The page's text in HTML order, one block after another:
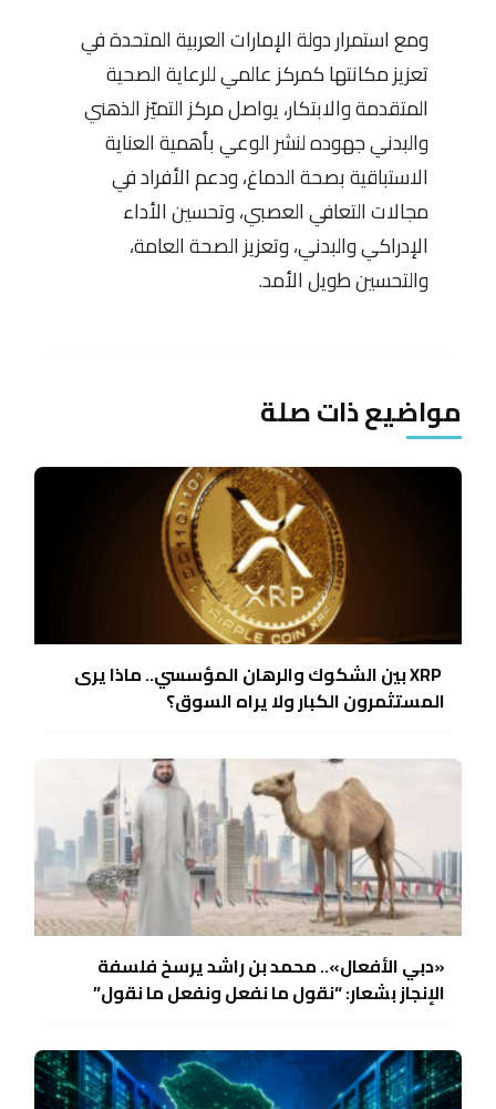
ومع استمرار دولة الإمارات العربية المتحدة في
تعزيز مكانتها كمركز عالمي للرعاية الصحية
المتقدمة والابتكار، يواصل مركز التميّز الذهني
والبدني جهوده لنشر الوعي بأهمية العناية
الاستباقية بصحة الدماغ، ودعم الأفراد في
مجالات التعافي العصبي، وتحسين الأداء
الإدراكي والبدني، وتعزيز الصحة العامة،
والتحسين طويل الأمد.
مواضيع ذات صلة
XRP بين الشكوك والرهان المؤسسي.. ماذا يرى
المستثمرون الكبار ولا يراه السوق؟
«دبي الأفعال».. محمد بن راشد يرسخ فلسفة
الإنجاز بشعار: “نقول ما نفعل ونفعل ما نقول”